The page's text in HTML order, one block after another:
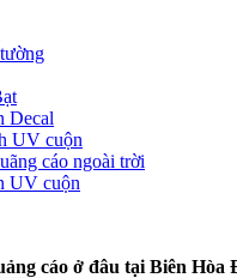
Decal
UV cuộn
cáo ngoài trời
UV cuộn
cáo ở đâu tại Biên Hòa